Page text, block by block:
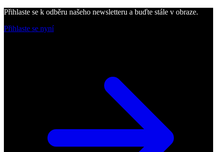
Přihlaste se k odběru našeho newsletteru a buďte stále v obraze.
Přihlaste se nyní